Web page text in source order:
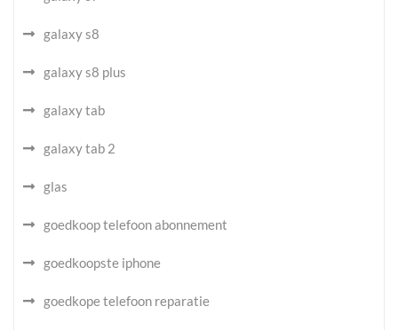
galaxy s8
galaxy s8 plus
galaxy tab
galaxy tab 2
glas
goedkoop telefoon abonnement
goedkoopste iphone
goedkope telefoon reparatie